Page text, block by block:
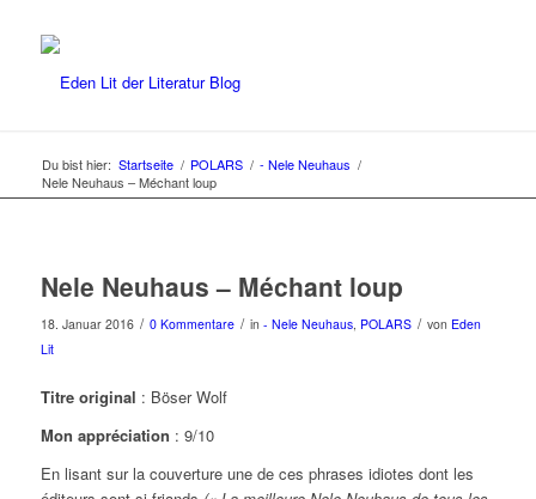
Du bist hier: Startseite / POLARS / - Nele Neuhaus /
Nele Neuhaus – Méchant loup
Nele Neuhaus – Méchant loup
18. Januar 2016 / 0 Kommentare / in - Nele Neuhaus, POLARS / von Eden
Lit
Titre original : Böser Wolf
Mon appréciation : 9/10
En lisant sur la couverture une de ces phrases idiotes dont les